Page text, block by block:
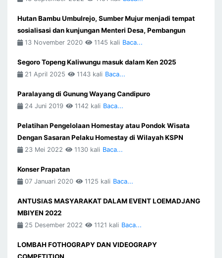
Hutan Bambu Umbulrejo, Sumber Mujur menjadi tempat
sosialisasi dan kunjungan Menteri Desa, Pembangun
13 November 2020 1145 kali Baca...
Segoro Topeng Kaliwungu masuk dalam Ken 2025
21 April 2025 1143 kali Baca...
Paralayang di Gunung Wayang Candipuro
24 Juni 2019 1142 kali Baca...
Pelatihan Pengelolaan Homestay atau Pondok Wisata
Dengan Sasaran Pelaku Homestay di Wilayah KSPN
23 Mei 2022 1130 kali Baca...
Konser Prapatan
07 Januari 2020 1125 kali Baca...
ANTUSIAS MASYARAKAT DALAM EVENT LOEMADJANG
MBIYEN 2022
25 Desember 2022 1121 kali Baca...
LOMBAH FOTHOGRAPY DAN VIDEOGRAPY